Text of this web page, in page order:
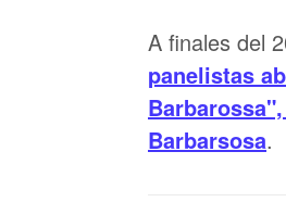
A finales del
panelistas
Barbarsosa.